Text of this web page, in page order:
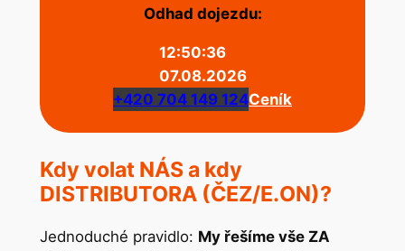
Odhad dojezdu:
12:50:36
07.08.2026
+420 704 149 124Ceník
Kdy volat NÁS a kdy
DISTRIBUTORA (ČEZ/E.ON)?
Jednoduché pravidlo: My řešíme vše ZA